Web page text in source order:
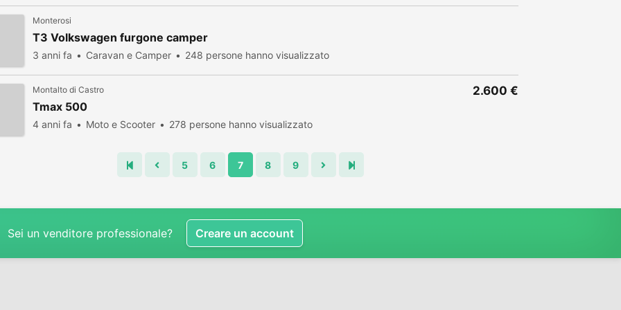
Monterosi
T3 Volkswagen furgone camper
3 anni fa Caravan e Camper 248 persone hanno visualizzato
Montalto di Castro
Tmax 500
4 anni fa Moto e Scooter 278 persone hanno visualizzato
2.600 €
5 6 7 8 9
Sei un venditore professionale? Creare un account